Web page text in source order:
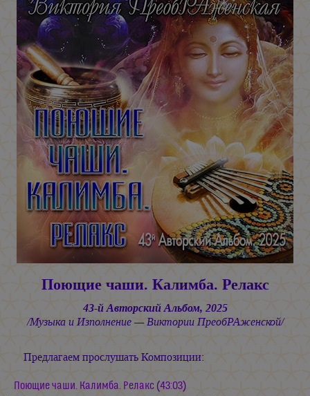
Поющие чаши. Калимба. Релакс
43-й Авторский Альбом, 2025
/Музыка и Изполнение — Виктории ПреобРАженской/
Предлагаем прослушать Композиции:
Поющие чаши. Калимба. Релакс (43:03)